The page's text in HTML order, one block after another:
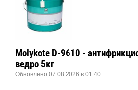
Molykote D-9610 -
ведро 5кг
Обновлено 07.08.2026 в 01:40